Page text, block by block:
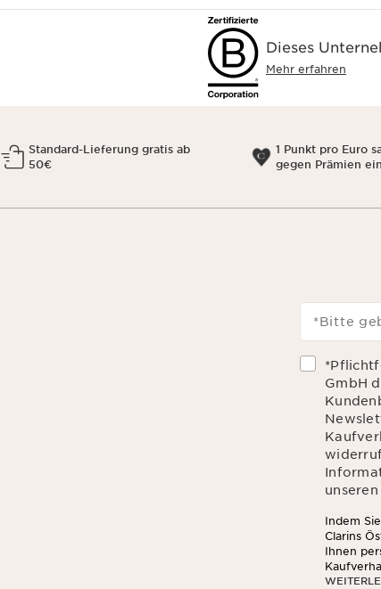
Dieses
Mehr erfahren
Standard-Lieferung gratis ab
50€
1 Punkt pro Euro
gegen Prämien
*Bitte
GmbH
unseren
Indem
Clarins
Ihnen
sozialen